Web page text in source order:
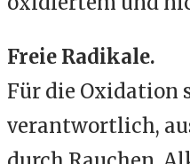
Freie Radikale.
Für die Oxidation
verantwortlich,